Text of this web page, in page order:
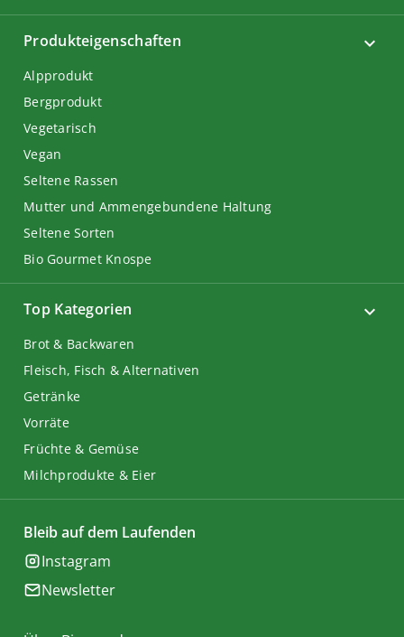
Top Kategorien
Brot & Backwaren
Fleisch, Fisch & Alternativen
Getränke
Vorräte
Früchte & Gemüse
Milchprodukte & Eier
Produkteigenschaften
Alpprodukt
Bergprodukt
Vegetarisch
Vegan
Seltene Rassen
Mutter und Ammengebundene Haltung
Seltene Sorten
Bio Gourmet Knospe
Bleib auf dem Laufenden
Instagram
Newsletter